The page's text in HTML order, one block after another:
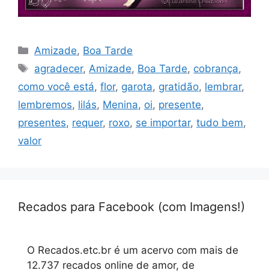
Categorias
Amizade, Boa Tarde
Tags
agradecer, Amizade, Boa Tarde, cobrança,
como você está, flor, garota, gratidão, lembrar,
lembremos, lilás, Menina, oi, presente,
presentes, requer, roxo, se importar, tudo bem,
valor
Recados para Facebook (com Imagens!)
O Recados.etc.br é um acervo com mais de
12.737 recados online de amor, de